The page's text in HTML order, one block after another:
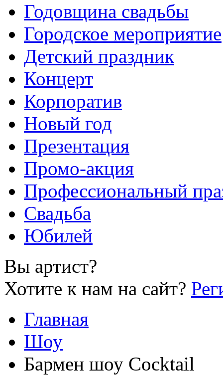
Годовщина свадьбы
Городское мероприятие
Детский праздник
Концерт
Корпоратив
Новый год
Презентация
Промо-акция
Профессиональный
Свадьба
Юбилей
Вы артист?
Хотите к нам на сайт?
Главная
Шоу
Бармен шоу Cocktail